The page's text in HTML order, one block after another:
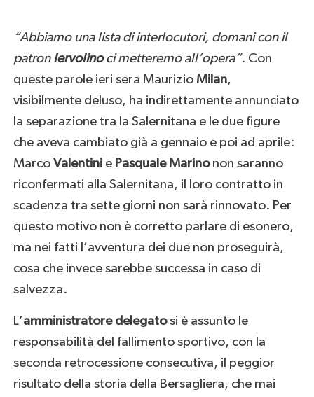
“Abbiamo una lista di interlocutori, domani con il
patron Iervolinoci metteremo all’opera”. Con
queste parole ieri sera Maurizio Milan,
visibilmente deluso, ha indirettamente annunciato
la separazione tra la Salernitana e le due figure
che aveva cambiato già a gennaio e poi ad aprile:
Marco Valentinie Pasquale Marinonon saranno
riconfermati alla Salernitana, il loro contratto in
scadenza tra sette giorni non sarà rinnovato. Per
questo motivo non è corretto parlare di esonero,
ma nei fatti l’avventura dei due non proseguirà,
cosa che invece sarebbe successa in caso di
salvezza.
L’amministratore delegatosi è assunto le
responsabilità del fallimento sportivo, con la
seconda retrocessione consecutiva, il peggior
risultato della storia della Bersagliera, che mai